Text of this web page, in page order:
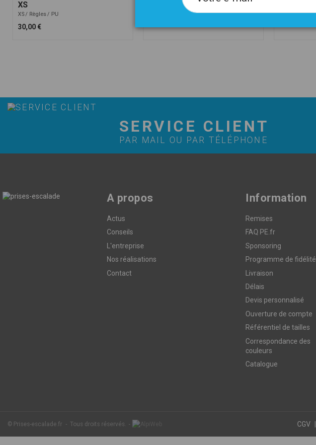
XS
XS Règles PU
30,00 €
SERVICE CLIENT
PAR MAIL OU PAR TÉLÉPHONE
A propos
Actus
Conseils
L'entreprise
Nos réalisations
Contact
Information
Remises
FAQ PE.fr
Sponsoring
Programme de fidélité
Livraison
Délais
Devis personnalisé
Ouverture de compte
Référentiel de tailles
Correspondance des
couleurs
Catalogue
CGV
© Prises-escalade.fr - Tous droits réservés. -